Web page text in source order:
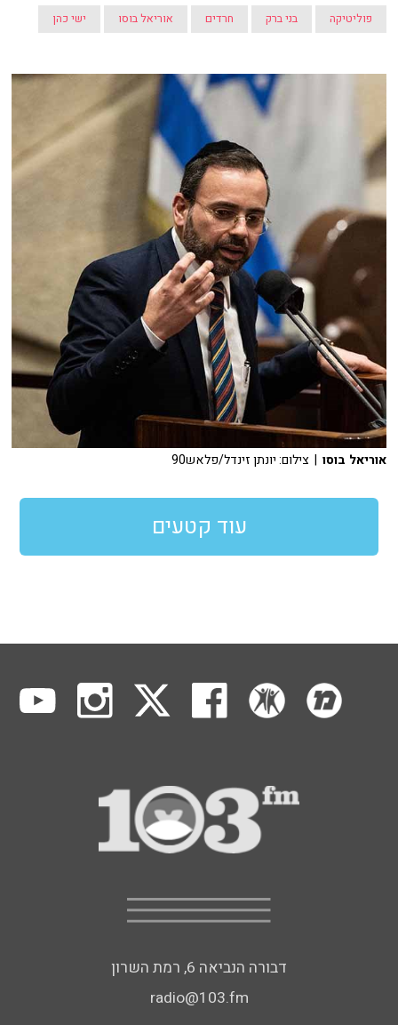
פוליטיקה בני ברק חרדים אוריאל בוסו ישי כהן
אוריאל בוסו | צילום: יונתן זינדל/פלאש90
עוד קטעים
דבורה הנביאה 6, רמת השרון
radio@103.fm